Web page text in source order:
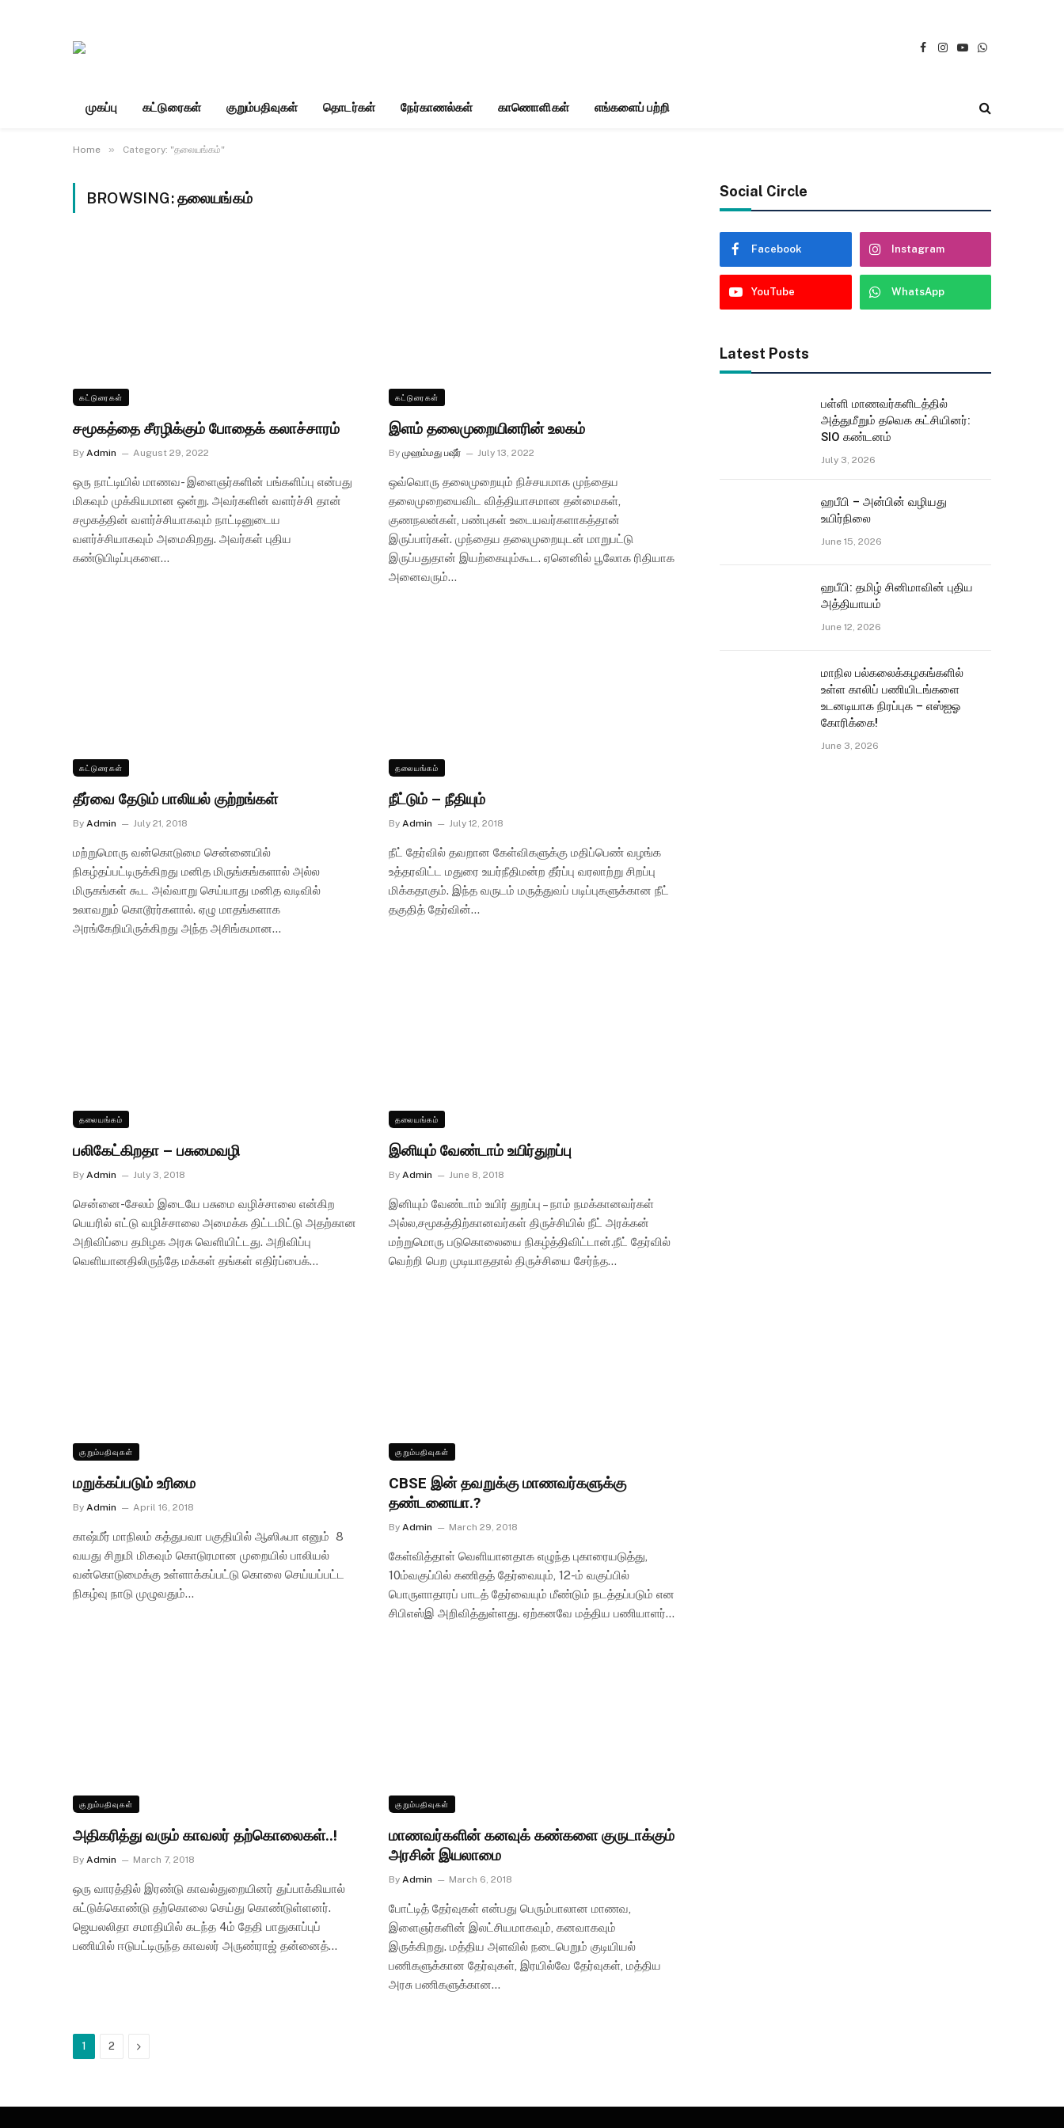
Facebook
Instagram
YouTubeWhatsApp
முகப்பு கட்டுரைகள் குறும்பதிவுகள் தொடர்கள் நேர்காணல்கள் காணொளிகள் எங்களைப் பற்றி
Home » Category: "தலையங்கம்"
BROWSING:தலையங்கம்
கட்டுரைகள்
சமூகத்தை சீரழிக்கும் போதைக் கலாச்சாரம்
By Admin August 29, 2022
ஒரு நாட்டியில் மாணவ- இளைஞர்களின் பங்களிப்பு என்பது
மிகவும் முக்கியமான ஒன்று. அவர்களின் வளர்ச்சி தான்
சமூகத்தின் வளர்ச்சியாகவும் நாட்டினுடைய
வளர்ச்சியாகவும் அமைகிறது. அவர்கள் புதிய
கண்டுபிடிப்புகளை…
கட்டுரைகள்
இளம் தலைமுறையினரின் உலகம்
By முஹம்மது பஷீர் July 13, 2022
ஒவ்வொரு தலைமுறையும் நிச்சயமாக முந்தைய
தலைமுறையைவிட வித்தியாசமான தன்மைகள்,
குணநலன்கள், பண்புகள் உடையவர்களாகத்தான்
இருப்பார்கள். முந்தைய தலைமுறையுடன் மாறுபட்டு
இருப்பதுதான் இயற்கையும்கூட. ஏனெனில் பூலோக ரிதியாக
அனைவரும்…
கட்டுரைகள்
தீர்வை தேடும் பாலியல் குற்றங்கள்
By Admin July 21, 2018
மற்றுமொரு வன்கொடுமை சென்னையில்
நிகழ்தப்பட்டிருக்கிறது மனித மிருங்கங்களால் அல்ல
மிருகங்கள் கூட அவ்வாறு செய்யாது மனித வடிவில்
உலாவறும் கொடூரர்களால். ஏழு மாதங்களாக
அரங்கேறியிருக்கிறது அந்த அசிங்கமான…
தலையங்கம்
நீட்டும் – நீதியும்
By Admin July 12, 2018
நீட் தேர்வில் தவறான கேள்விகளுக்கு மதிப்பெண் வழங்க
உத்தரவிட்ட மதுரை உயர்நீதிமன்ற தீர்ப்பு வரலாற்று சிறப்பு
மிக்கதாகும். இந்த வருடம் மருத்துவப் படிப்புகளுக்கான நீட்
தகுதித் தேர்வின்…
தலையங்கம்
பலிகேட்கிறதா – பசுமைவழி
By Admin July 3, 2018
சென்னை-சேலம் இடையே பசுமை வழிச்சாலை என்கிற
பெயரில் எட்டு வழிச்சாலை அமைக்க திட்டமிட்டு அதற்கான
அறிவிப்பை தமிழக அரசு வெளியிட்டது. அறிவிப்பு
வெளியானதிலிருந்தே மக்கள் தங்கள் எதிர்ப்பைக்…
தலையங்கம்
இனியும் வேண்டாம் உயிர்துறப்பு
By Admin June 8, 2018
இனியும் வேண்டாம் உயிர் துறப்பு – நாம் நமக்கானவர்கள்
அல்ல,சமூகத்திற்கானவர்கள் திருச்சியில் நீட் அரக்கன்
மற்றுமொரு படுகொலையை நிகழ்த்திவிட்டான்.நீட் தேர்வில்
வெற்றி பெற முடியாததால் திருச்சியை சேர்ந்த…
குறும்பதிவுகள்
மறுக்கப்படும் உரிமை
By Admin April 16, 2018
காஷ்மீர் மாநிலம் கத்துபவா பகுதியில் ஆஸிஃபா எனும் 8
வயது சிறுமி மிகவும் கொடுரமான முறையில் பாலியல்
வன்கொடுமைக்கு உள்ளாக்கப்பட்டு கொலை செய்யப்பட்ட
நிகழ்வு நாடு முழுவதும்…
குறும்பதிவுகள்
CBSE இன் தவறுக்கு மாணவர்களுக்கு
தண்டனையா.?
By Admin March 29, 2018
கேள்வித்தாள் வெளியானதாக எழுந்த புகாரையடுத்து,
10ம்வகுப்பில் கணிதத் தேர்வையும், 12-ம் வகுப்பில்
பொருளாதாரப் பாடத் தேர்வையும் மீண்டும் நடத்தப்படும் என
சிபிஎஸ்இ அறிவித்துள்ளது. ஏற்கனவே மத்திய பணியாளர்…
குறும்பதிவுகள்
அதிகரித்து வரும் காவலர் தற்கொலைகள்..!
By Admin March 7, 2018
ஒரு வாரத்தில் இரண்டு காவல்துறையினர் துப்பாக்கியால்
சுட்டுக்கொண்டு தற்கொலை செய்து கொண்டுள்ளனர்.
ஜெயலலிதா சமாதியில் கடந்த 4ம் தேதி பாதுகாப்புப்
பணியில் ஈடுபட்டிருந்த காவலர் அருண்ராஜ் தன்னைத்…
குறும்பதிவுகள்
மாணவர்களின் கனவுக் கண்களை குருடாக்கும்
அரசின் இயலாமை
By Admin March 6, 2018
போட்டித் தேர்வுகள் என்பது பெரும்பாலான மாணவ,
இளைஞர்களின் இலட்சியமாகவும், கனவாகவும்
இருக்கிறது. மத்திய அளவில் நடைபெறும் குடியியல்
பணிகளுக்கான தேர்வுகள், இரயில்வே தேர்வுகள், மத்திய
அரசு பணிகளுக்கான…
1 2 Next
Social Circle
Facebook Instagram
YouTube WhatsApp
Latest Posts
பள்ளி மாணவர்களிடத்தில்
அத்துமீறும் தவெக கட்சியினர்:
SIO கண்டனம்
July 3, 2026
ஹபீபி – அன்பின் வழியது
உயிர்நிலை
June 15, 2026
ஹபீபி: தமிழ் சினிமாவின் புதிய
அத்தியாயம்
June 12, 2026
மாநில பல்கலைக்கழகங்களில்
உள்ள காலிப் பணியிடங்களை
உடனடியாக நிரப்புக – எஸ்ஐஓ
கோரிக்கை!
June 3, 2026